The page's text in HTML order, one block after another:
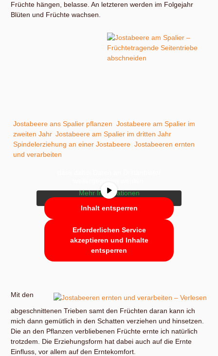
Früchte hängen, belasse. An letzteren werden im Folgejahr
Blüten und Früchte wachsen.
Jostabeere ans Spalier pflanzen ,Jostabeere am Spalier im
zweiten Jahr,Jostabeere am Spalier im dritten Jahr,
Spindelerziehung an einer Jostabeere ,Jostabeeren ernten
und verarbeiten
Sie sehen gerade einen Platzhalterinhalt
vonYouTube. Um auf den eigentlichen
Inhalt zuzugreifen, klicken Sie auf die
Mehr Informationen
Inhalt entsperren
Erforderlichen Service
akzeptieren und Inhalte
entsperren
Mit den
abgeschnittenen Trieben samt den Früchten daran kann ich
mich dann gemütlich in den Schatten verziehen und hinsetzen.
Die an den Pflanzen verbliebenen Früchte ernte ich natürlich
trotzdem. Die Erziehungsform hat dabei auch auf die Ernte
Einfluss, vor allem auf den Erntekomfort.